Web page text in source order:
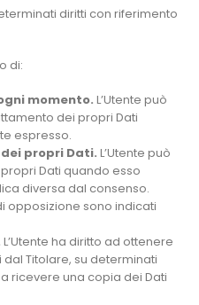
diritti con riferimento
di:
momento. L’Utente può
dei propri Dati
espresso.
propri Dati. L’Utente può
Dati quando esso
diversa dal consenso.
opposizione sono indicati
L’Utente ha diritto ad ottenere
Titolare, su determinati
ricevere una copia dei Dati